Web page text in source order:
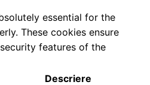
essential for the
These cookies ensure
features of the
Descriere